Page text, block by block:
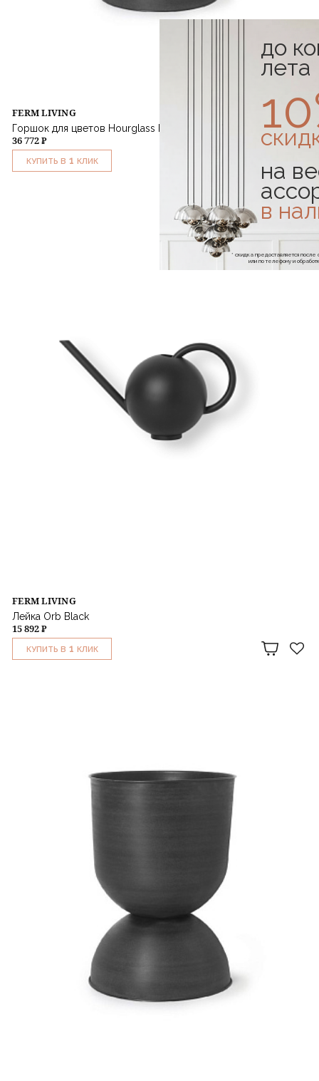
FERM LIVING
Горшок для цветов Hourglass Pot Medium
36 772 ₽
КУПИТЬ В 1 КЛИК
FERM LIVING
Лейка Orb Black
15 892 ₽
КУПИТЬ В 1 КЛИК
до
лета
на
в
* скидка предоставляется
или по телефону и